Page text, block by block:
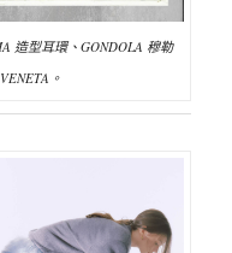
造型耳環、GONDOLA 穆勒
。